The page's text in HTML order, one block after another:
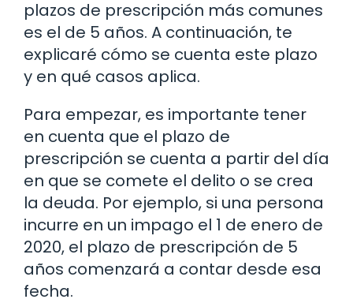
plazos de prescripción más comunes
es el de 5 años. A continuación, te
explicaré cómo se cuenta este plazo
y en qué casos aplica.
Para empezar, es importante tener
en cuenta que el plazo de
prescripción se cuenta a partir del día
en que se comete el delito o se crea
la deuda. Por ejemplo, si una persona
incurre en un impago el 1 de enero de
2020, el plazo de prescripción de 5
años comenzará a contar desde esa
fecha.